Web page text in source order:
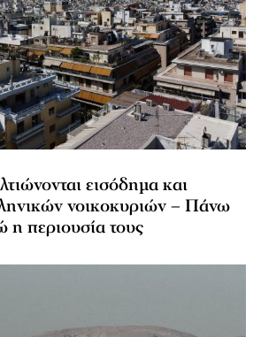
εισόδημα και
νοικοκυριών – Πάνω
η περιουσία τους